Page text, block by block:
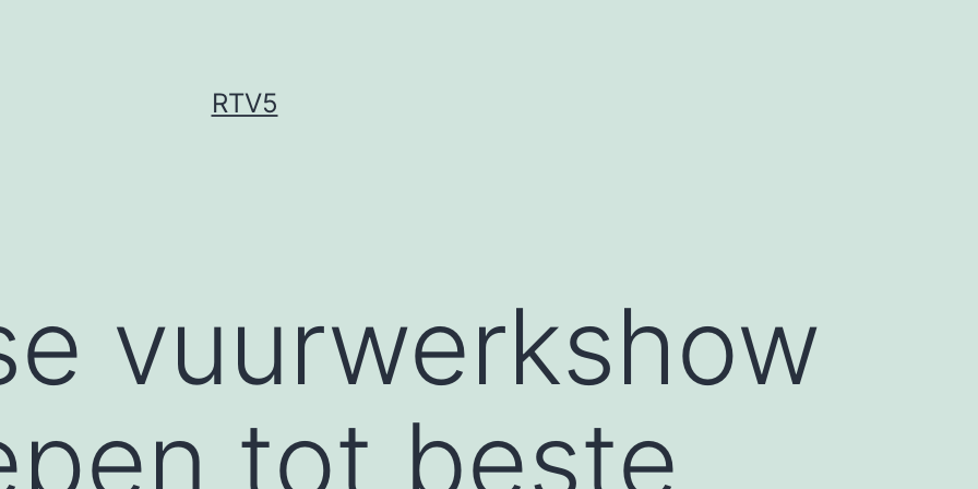
RTV5
vuurwerkshow
tot beste